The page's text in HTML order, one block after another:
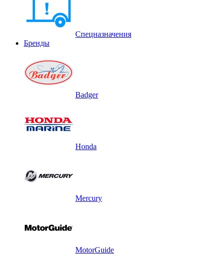
Спецназначения
Бренды
Badger
Honda
Mercury
MotorGuide